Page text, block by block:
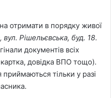
отримати в порядку живої
Рішельєвська, буд. 18.
документів всіх
картка, довідка ВПО тощо).
тільки у разі